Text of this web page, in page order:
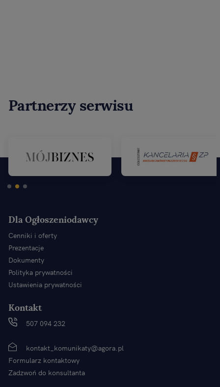
Partnerzy serwisu
Dla Ogłoszeniodawcy
Cenniki i oferty
Prezentacje
Dokumenty
Polityka prywatności
Ustawienia prywatności
Kontakt
507 094 232
kontakt_komunikaty@agora.pl
Formularz kontaktowy
Zadzwoń do konsultanta